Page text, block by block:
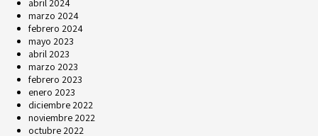
abril 2024
marzo 2024
febrero 2024
mayo 2023
abril 2023
marzo 2023
febrero 2023
enero 2023
diciembre 2022
noviembre 2022
octubre 2022